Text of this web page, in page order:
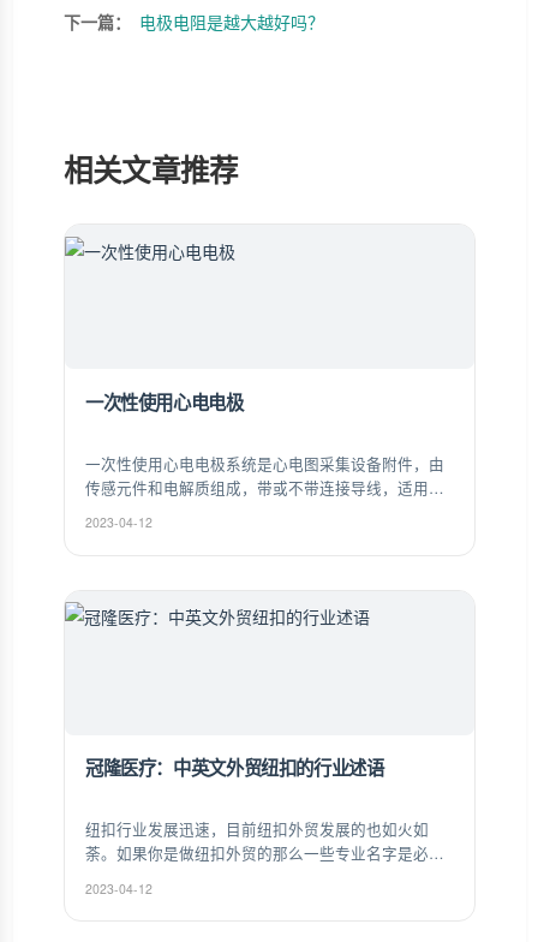
下一篇： 电极电阻是越大越好吗？
相关文章推荐
一次性使用心电电极
一次性使用心电电极系统是心电图采集设备附件，由
传感元件和电解质组成，带或不带连接导线，适用于
2023-04-12
冠隆医疗：中英文外贸纽扣的行业述语
纽扣行业发展迅速，目前纽扣外贸发展的也如火如
荼。如果你是做纽扣外贸的那么一些专业名字是必须
外贸纽扣的行业述语。
2023-04-12